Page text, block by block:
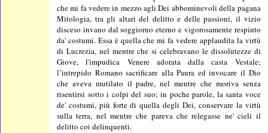
che mi fa vedere in mezzo agli Dei abbominevoli della pagana
Mitologia, tra gli altari del delitto e delle passioni, il vizio
disceso invano dal soggiorno eterno e vigorosamente respinto
da' costumi. Essa è quella che mi fa vedere applaudita la virtù
di Lucrezia, nel mentre che si celebravano le dissolutezze di
Giove, l'impudica Venere adorata dalla casta Vestale;
l’intrepido Romano sacrificare alla Paura ed invocare il Dio
che aveva mutilato il padre, nel mentre che moriva senza
risentirsi sotto i colpi del suo; in poche parole, la santa voce
de' costumi, più forte di quella degli Dei, conservare la virtù
sulla terra, nel mentre che pareva che relegasse ne' cieli il
delitto coi delinquenti.